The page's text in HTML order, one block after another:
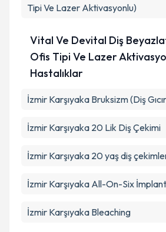
Tipi Ve Lazer Aktivasyonlu)
Vital Ve Devital Diş
Ofis Tipi Ve Lazer
Hastalıklar
İzmir Karşıyaka Bruksizm (Diş
İzmir Karşıyaka 20 Lik Diş Çekimi
İzmir Karşıyaka 20 yaş diş
İzmir Karşıyaka All-On-Six
İzmir Karşıyaka Bleaching